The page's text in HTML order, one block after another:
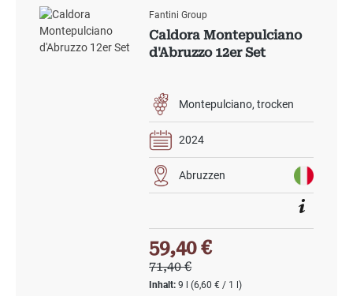
Fantini Group
Caldora Montepulciano
d'Abruzzo 12er Set
Montepulciano trocken
2024
Abruzzen
Inhalt:9 l(6,60 € / 1 l)
Verkaufspreis:
59,40 €
Regulärer Preis:
71,40 €